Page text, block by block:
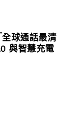
球通話最清
與智慧充電